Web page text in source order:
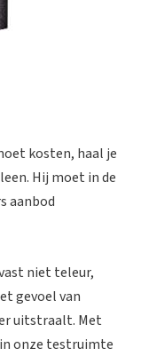
kosten, haal je
Hij moet in de
aanbod
niet teleur,
gevoel van
uitstraalt. Met
onze testruimte